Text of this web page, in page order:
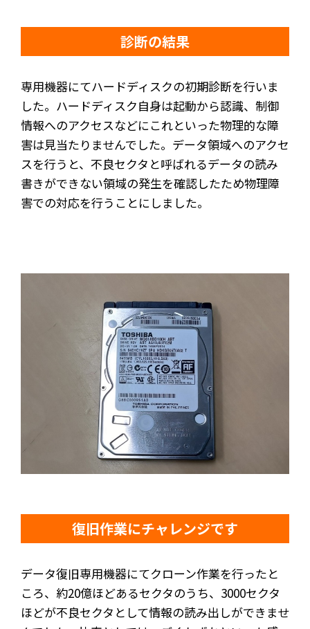
診断の結果
専用機器にてハードディスクの初期診断を行いま
した。ハードディスク自身は起動から認識、制御
情報へのアクセスなどにこれといった物理的な障
害は見当たりませんでした。データ領域へのアクセ
スを行うと、不良セクタと呼ばれるデータの読み
書きができない領域の発生を確認したため物理障
害での対応を行うことにしました。
復旧作業にチャレンジです
データ復旧専用機器にてクローン作業を行ったと
ころ、約20億ほどあるセクタのうち、3000セクタ
ほどが不良セクタとして情報の読み出しができませ